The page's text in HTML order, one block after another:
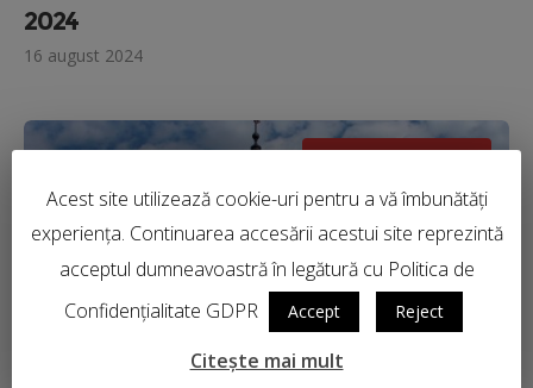
2024
16 august 2024
PELERINAJE EXTERNE
Acest site utilizează cookie-uri pentru a vă îmbunătăți
experiența. Continuarea accesării acestui site reprezintă
acceptul dumneavoastră în legătură cu Politica de
Confidențialitate GDPR
Accept Reject
Citește mai mult